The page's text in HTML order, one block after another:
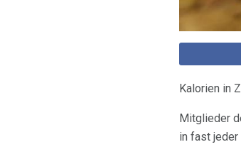
Kalorien in
Mitglieder
in fast jeder